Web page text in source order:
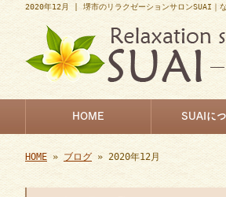
2020年12月 | 堺市のリラクゼーションサロンSUAI｜
HOME SUAIに
HOME »ブログ » 2020年12月